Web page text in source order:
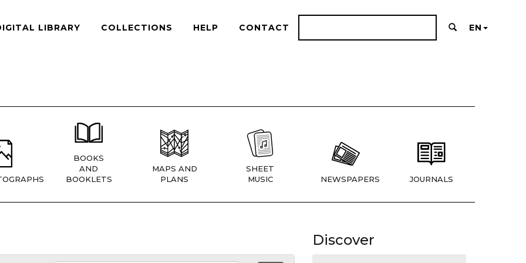
LIBRARY COLLECTIONS HELP CONTACT EN
BOOKS
AND
BOOKLETS
MAPS AND
PLANS
SHEET
MUSIC
NEWSPAPERS JOURNALS
Discover